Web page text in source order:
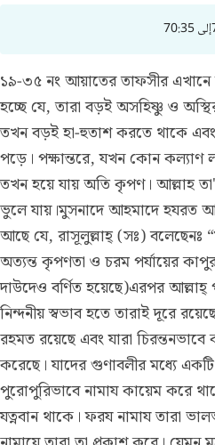
১৯-৩৫ নং আয়াতের তাফসীরএখানে
হচ্ছে যে, তারা বড়ই অসহিষ্ণু ও
তখন বড়ই হা-হুতাশ করতে থাকে এবং
পড়ে। পক্ষান্তরে, যখন কোন কল্যাণ
তখন হয়ে যায় অতি কৃপণ। আল্লাহ
ভুলে যায়।মুসনাদে আহমাদে হযরত
আছে যে, রাসূলুল্লাহ্ (সঃ) বলেছেনঃ
অত্যন্ত কৃপণতা ও চরম পর্যায়ের
দাউদেও বর্ণিত হয়েছে)এরপর
নিন্দনীয় স্বভাব হতে তারাই দূরে
রহমত রয়েছে এবং যারা
করেছে। যাদের গুণাবলীর মধ্যে
পুরোপুরিভাবে নামায কায়েম করে
যত্নবান থাকে। ফরয নামায তারা